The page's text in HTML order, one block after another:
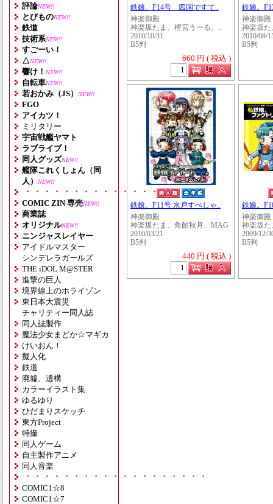
評論NEW!!
とびものNEW!!
鉄道
技術系NEW!!
すごーい！
△NEW!!
響け！ NEW!!
自転車NEW!!
若おかみ（JS） NEW!!
FGO
アイカツ！
ミリタリー
宇宙戦艦ヤマト
ラブライブ！
同人グッズNEW!!
艦隊これくしょん（同
人）
NEW!!
・・・・・・・・・・・・・・・・・・・
COMIC ZIN 専売NEW!!
商業誌
オリジナルNEW!!
ニンジャスレイヤー
アイドルマスター
シンデレラガールズ
THE iDOL M@STER
進撃の巨人
境界線上のホライゾン
東日本大震災
チャリティー同人誌
同人誌製作
魔法少女まどか☆マギカ
けいおん！
擬人化
鉄道
廃墟、遺構
カラーイラスト集
ゆるゆり
ひだまりスケッチ
東方Project
特撮
同人ゲーム
自主製作アニメ
同人音楽
・・・・・・・・・・・・・・・・・・・
COMIC1☆8
COMIC1☆7
鉄娘。F14号 四国ですて..
神楽御殿
神楽坂たま、樫宮うーる、..
2010/10/31
B5判
660 円 ( 税込 )
鉄娘。
神楽御殿
神楽坂た
2010/08/
B5判
鉄娘。F11号 水戸すぺしゃ..
神楽御殿
神楽坂たま、角館秋月、MAG
2010/03/21
B5判
440 円 ( 税込 )
鉄娘。
神楽御殿
神楽坂た
2009/12/
B5判